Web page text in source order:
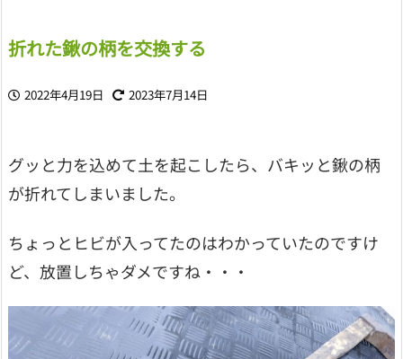
折れた鍬の柄を交換する
2022年4月19日 2023年7月14日
グッと力を込めて土を起こしたら、バキッと鍬の柄
が折れてしまいました。
ちょっとヒビが入ってたのはわかっていたのですけ
ど、放置しちゃダメですね・・・